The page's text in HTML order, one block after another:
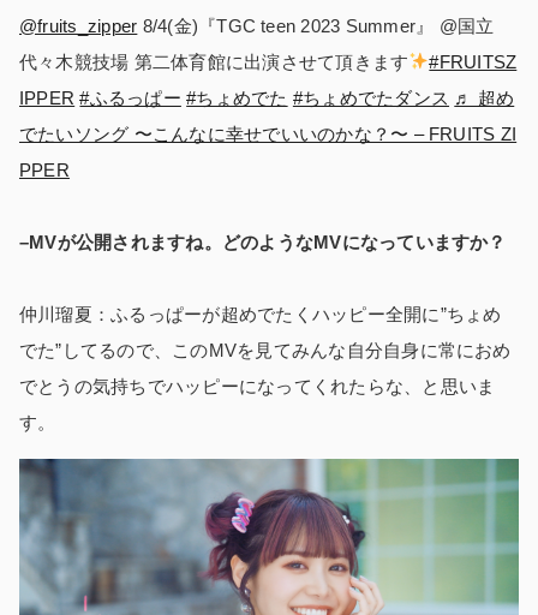
@fruits_zipper 8/4(金)『TGC teen 2023 Summer』 @国立
代々木競技場 第二体育館に出演させて頂きます
#FRUITSZ
IPPER #ふるっぱー #ちょめでた #ちょめでたダンス ♬ 超め
でたいソング 〜こんなに幸せでいいのかな？〜 – FRUITS ZI
PPER
–MVが公開されますね。どのようなMVになっていますか？
仲川瑠夏：ふるっぱーが超めでたくハッピー全開に”ちょめ
でた”してるので、このMVを見てみんな自分自身に常におめ
でとうの気持ちでハッピーになってくれたらな、と思いま
す。